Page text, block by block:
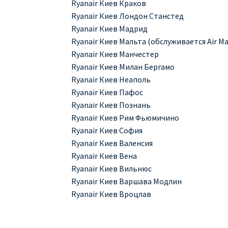
Ryanair Киев Краков
Ryanair Киев Лондон Станстед
Ryanair Киев Мадрид
Ryanair Киев Мальта (обслуживается Air
Ryanair Киев Манчестер
Ryanair Киев Милан Бергамо
Ryanair Киев Неаполь
Ryanair Киев Пафос
Ryanair Киев Познань
Ryanair Киев Рим Фьюмичино
Ryanair Киев София
Ryanair Киев Валенсия
Ryanair Киев Вена
Ryanair Киев Вильнюс
Ryanair Киев Варшава Модлин
Ryanair Киев Вроцлав